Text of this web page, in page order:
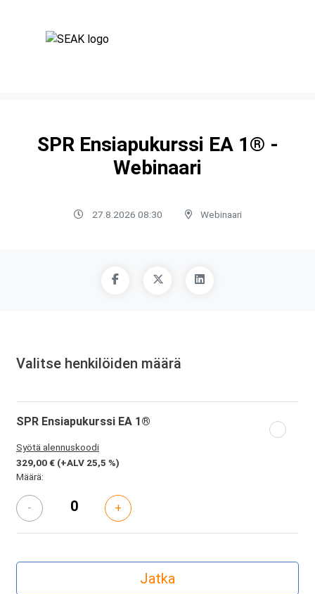
SPR Ensiapukurssi EA 1® -
Webinaari
27.8.2026 08:30 Webinaari
Valitse henkilöiden määrä
SPR Ensiapukurssi EA 1®
Syötä alennuskoodi
329,00 € (+ALV 25,5 %)
Määrä:
- +